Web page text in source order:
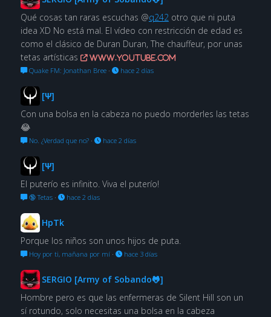
Qué cosas tan raras escuchas @q242 otro que ni puta
idea XD No está mal. El vídeo con restricción de edad es
como el clásico de Duran Duran, The chauffeur, por unas
tetas artísticas
www.youtube.com
Quake FM: Jonathan Bree· hace 2 días
[Ψ]
Con una bolsa en la cabeza no puedo morderles las tetas
😂
No. ¿Verdad que no?· hace 2 días
[Ψ]
El puterío es infinito. Viva el puterío!
🔞 Tetas· hace 2 días
HpTk
Porque los niños son unos hijos de puta.
Hoy por ti, mañana por mí· hace 3 días
SERGIO [Army of Sobando🐸]
Hombre pero es que las enfermeras de Silent Hill son un
sí rotundo, solo necesitas una bolsa en la cabeza